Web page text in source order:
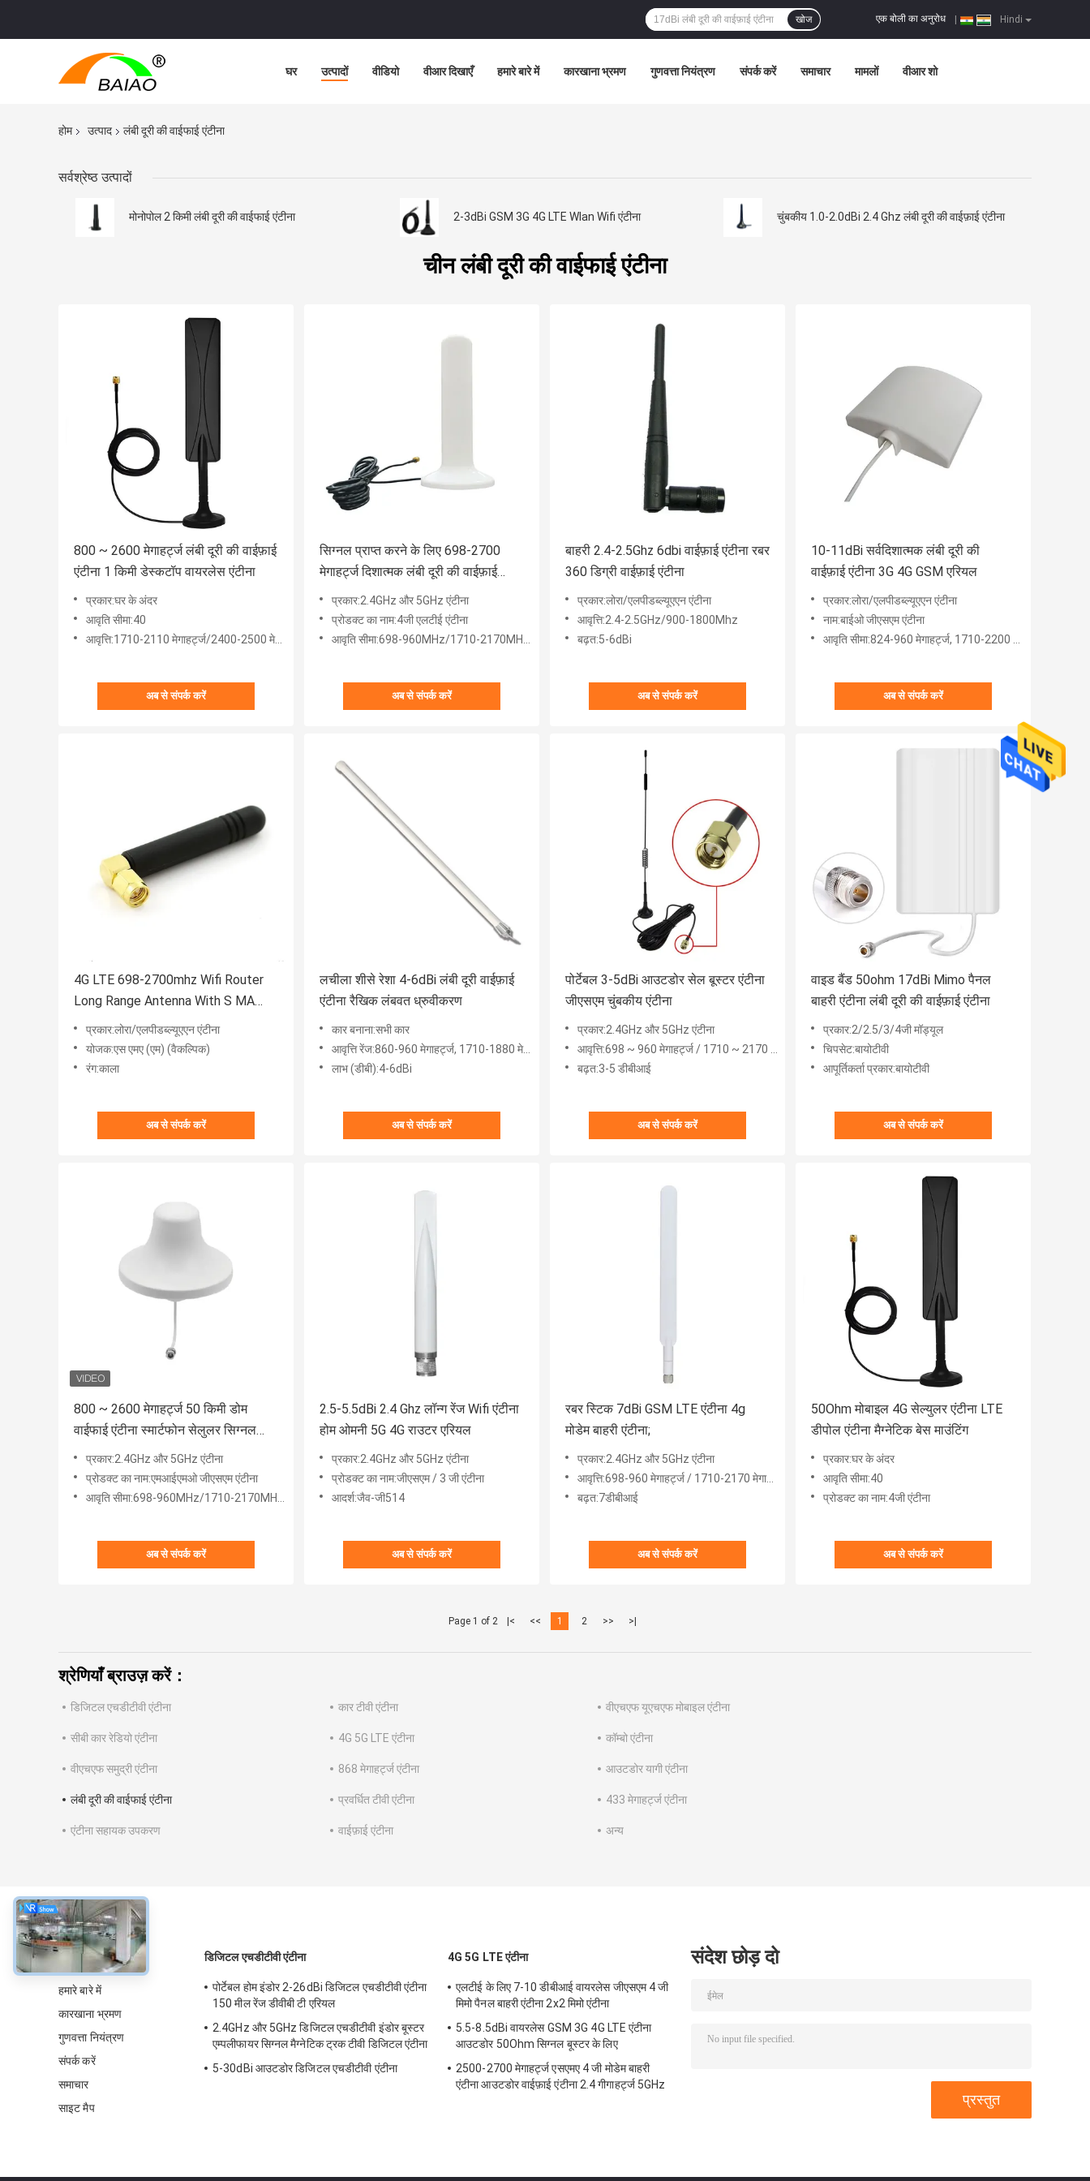
Hindi
एक बोली का अनुरोध
खोज
घर उत्पादों वीडियो वीआर दिखाएँ हमारे बारे में कारखाना भ्रमण गुणवत्ता नियंत्रण संपर्क करें समाचार मामलों वीआर शो
होम उत्पाद लंबी दूरी की वाईफाई एंटीना
सर्वश्रेष्ठ उत्पादों
मोनोपोल 2 किमी लंबी दूरी की वाईफाई एंटीना 2-3dBi GSM 3G 4G LTE Wlan Wifi एंटीना चुंबकीय 1.0-2.0dBi 2.4 Ghz लंबी दूरी की वाईफ़ाई एंटीना
चीन लंबी दूरी की वाईफाई एंटीना
800 ~ 2600 मेगाहर्ट्ज लंबी दूरी की वाईफ़ाई
एंटीना 1 किमी डेस्कटॉप वायरलेस एंटीना
प्रकार:घर के अंदर
आवृति सीमा:40
आवृत्ति:1710-2110 मेगाहर्ट्ज/2400-2500 मेगाहर्ट्ज/2500-2690 मेगाहर्ट्ज/3400-3600 मेगाहर्ट्ज/5200-5800 मेगाहर
अब से संपर्क करें
सिग्नल प्राप्त करने के लिए 698-2700
मेगाहर्ट्ज दिशात्मक लंबी दूरी की वाईफ़ाई
एंटीना 9 डीबीआई
प्रकार:2.4GHz और 5GHz एंटीना
प्रोडक्ट का नाम:4जी एलटीई एंटीना
आवृति सीमा:698-960MHz/1710-2170MHz/2500-2700MHz
अब से संपर्क करें
बाहरी 2.4-2.5Ghz 6dbi वाईफ़ाई एंटीना रबर
360 डिग्री वाईफ़ाई एंटीना
प्रकार:लोरा/एलपीडब्ल्यूएएन एंटीना
आवृत्ति:2.4-2.5GHz/900-1800Mhz
बढ़त:5-6dBi
अब से संपर्क करें
10-11dBi सर्वदिशात्मक लंबी दूरी की
वाईफ़ाई एंटीना 3G 4G GSM एरियल
प्रकार:लोरा/एलपीडब्ल्यूएएन एंटीना
नाम:बाईओ जीएसएम एंटीना
आवृति सीमा:824-960 मेगाहर्ट्ज, 1710-2200 मेगाहर्ट्ज
अब से संपर्क करें
4G LTE 698-2700mhz Wifi Router
Long Range Antenna With S MA
Connector
प्रकार:लोरा/एलपीडब्ल्यूएएन एंटीना
योजक:एस एमए (एम) (वैकल्पिक)
रंग:काला
अब से संपर्क करें
लचीला शीसे रेशा 4-6dBi लंबी दूरी वाईफ़ाई
एंटीना रैखिक लंबवत ध्रुवीकरण
कार बनाना:सभी कार
आवृत्ति रेंज:860-960 मेगाहर्ट्ज, 1710-1880 मेगाहर्ट्ज
लाभ (डीबी):4-6dBi
अब से संपर्क करें
पोर्टेबल 3-5dBi आउटडोर सेल बूस्टर एंटीना
जीएसएम चुंबकीय एंटीना
प्रकार:2.4GHz और 5GHz एंटीना
आवृत्ति:698 ~ 960 मेगाहर्ट्ज / 1710 ~ 2170 मेगाहर्ट्ज / 2500 ~ 2700 मेगाहर्ट्ज
बढ़त:3-5 डीबीआई
अब से संपर्क करें
वाइड बैंड 50ohm 17dBi Mimo पैनल
बाहरी एंटीना लंबी दूरी की वाईफ़ाई एंटीना
प्रकार:2/2.5/3/4जी मॉड्यूल
चिपसेट:बायोटीवी
आपूर्तिकर्ता प्रकार:बायोटीवी
अब से संपर्क करें
800 ~ 2600 मेगाहर्ट्ज 50 किमी डोम
वाईफाई एंटीना स्मार्टफोन सेलुलर सिग्नल
बूस्टर एंटीना
प्रकार:2.4GHz और 5GHz एंटीना
प्रोडक्ट का नाम:एमआईएमओ जीएसएम एंटीना
आवृति सीमा:698-960MHz/1710-2170MHz/2500-2700MHz
अब से संपर्क करें
2.5-5.5dBi 2.4 Ghz लॉन्ग रेंज Wifi एंटीना
होम ओमनी 5G 4G राउटर एरियल
प्रकार:2.4GHz और 5GHz एंटीना
प्रोडक्ट का नाम:जीएसएम / 3 जी एंटीना
आदर्श:जैव-जी514
अब से संपर्क करें
रबर स्टिक 7dBi GSM LTE एंटीना 4g
मोडेम बाहरी एंटीना;
प्रकार:2.4GHz और 5GHz एंटीना
आवृत्ति:698-960 मेगाहर्ट्ज / 1710-2170 मेगाहर्ट्ज / 2500-2700 मेगाहर्ट्ज
बढ़त:7डीबीआई
अब से संपर्क करें
50Ohm मोबाइल 4G सेल्युलर एंटीना LTE
डीपोल एंटीना मैग्नेटिक बेस माउंटिंग
प्रकार:घर के अंदर
आवृति सीमा:40
प्रोडक्ट का नाम:4जी एंटीना
अब से संपर्क करें
Page 1 of 2 |< << 1 2 >> >|
श्रेणियाँ ब्राउज़ करें：
डिजिटल एचडीटीवी एंटीना कार टीवी एंटीना वीएचएफ यूएचएफ मोबाइल एंटीना
सीबी कार रेडियो एंटीना 4G 5G LTE एंटीना कॉम्बो एंटीना
वीएचएफ समुद्री एंटीना 868 मेगाहर्ट्ज एंटीना आउटडोर यागी एंटीना
लंबी दूरी की वाईफाई एंटीना प्रवर्धित टीवी एंटीना 433 मेगाहर्ट्ज एंटीना
एंटीना सहायक उपकरण वाईफ़ाई एंटीना अन्य
के बारे में
हमारे बारे में
कारखाना भ्रमण
गुणवत्ता नियंत्रण
संपर्क करें
समाचार
साइट मैप
डिजिटल एचडीटीवी एंटीना
पोर्टेबल होम इंडोर 2-26dBi डिजिटल एचडीटीवी एंटीना
150 मील रेंज डीवीबी टी एरियल
2.4GHz और 5GHz डिजिटल एचडीटीवी इंडोर बूस्टर
एम्पलीफायर सिग्नल मैग्नेटिक ट्रक टीवी डिजिटल एंटीना
5-30dBi आउटडोर डिजिटल एचडीटीवी एंटीना
4G 5G LTE एंटीना
एलटीई के लिए 7-10 डीबीआई वायरलेस जीएसएम 4 जी
मिमो पैनल बाहरी एंटीना 2x2 मिमो एंटीना
5.5-8.5dBi वायरलेस GSM 3G 4G LTE एंटीना
आउटडोर 50Ohm सिग्नल बूस्टर के लिए
2500-2700 मेगाहर्ट्ज एसएमए 4 जी मोडेम बाहरी
एंटीना आउटडोर वाईफ़ाई एंटीना 2.4 गीगाहर्ट्ज 5GHz
संदेश छोड़ दो